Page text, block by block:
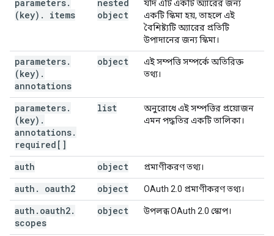
],
"supportsMediaDownload": boolean
,
"supportsMediaUpload": boolean
,
"accept": [
],
"maxSize": string
,
"protocols"
},
"resumable"
"multipart": true,
"path": string
parameters.
(key) . items
nested
object
যদি এটি একটি অ্যারের জন্য
একটি স্কিমা হয়, তাহলে এই
বৈশিষ্ট্যটি অ্যারের প্রতিটি
উপাদানের জন্য স্কিমা।
parameters.
(key) .
annotations
object
এই সম্পত্তি সম্পর্কে অতিরিক্ত
তথ্য।
parameters.
(key) .
annotations.
required[]
list
অনুরোধে এই সম্পত্তির প্রয়োজন
এমন পদ্ধতির একটি তালিকা।
auth object প্রমাণীকরণ তথ্য।
auth . oauth2 object OAuth 2.0 প্রমাণীকরণ তথ্য।
auth . oauth2.
scopes
object উপলব্ধ OAuth 2.0 স্কোপ।